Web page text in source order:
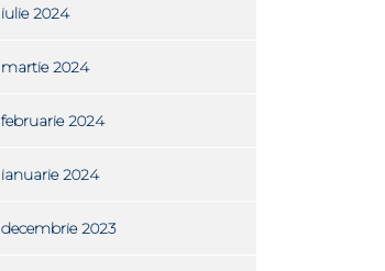
iulie 2024
martie 2024
februarie 2024
ianuarie 2024
decembrie 2023